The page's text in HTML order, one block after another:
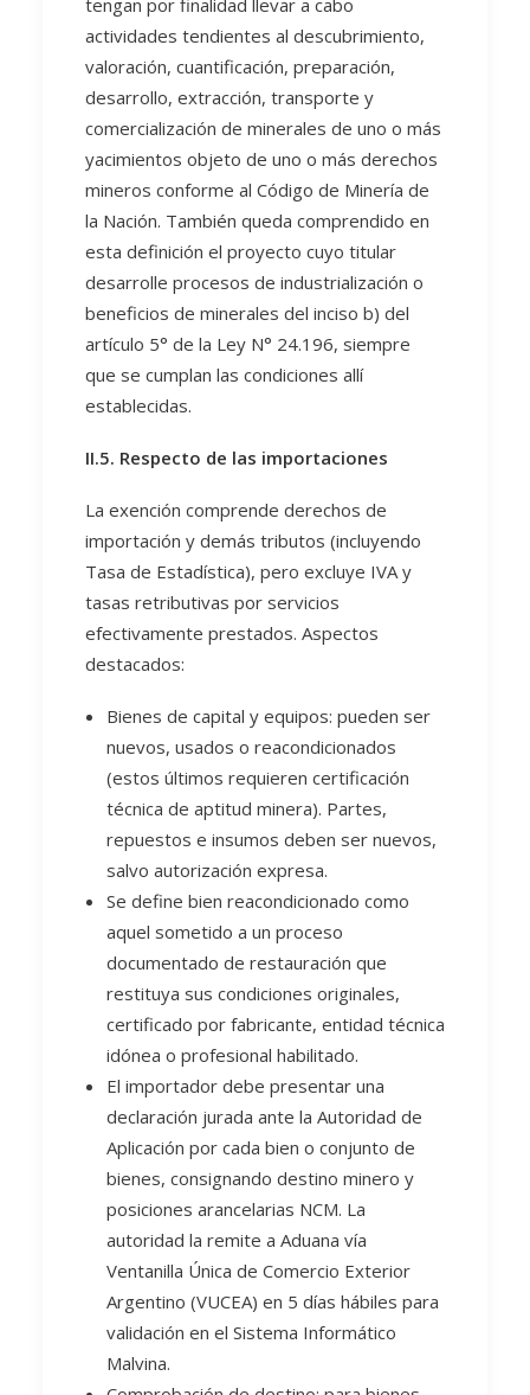
tengan por finalidad llevar a cabo
actividades tendientes al descubrimiento,
valoración, cuantificación, preparación,
desarrollo, extracción, transporte y
comercialización de minerales de uno o más
yacimientos objeto de uno o más derechos
mineros conforme al Código de Minería de
la Nación. También queda comprendido en
esta definición el proyecto cuyo titular
desarrolle procesos de industrialización o
beneficios de minerales del inciso b) del
artículo 5° de la Ley N° 24.196, siempre
que se cumplan las condiciones allí
establecidas.
II.5. Respecto de las importaciones
La exención comprende derechos de
importación y demás tributos (incluyendo
Tasa de Estadística), pero excluye IVA y
tasas retributivas por servicios
efectivamente prestados. Aspectos
destacados:
Bienes de capital y equipos: pueden ser
nuevos, usados o reacondicionados
(estos últimos requieren certificación
técnica de aptitud minera). Partes,
repuestos e insumos deben ser nuevos,
salvo autorización expresa.
Se define bien reacondicionado como
aquel sometido a un proceso
documentado de restauración que
restituya sus condiciones originales,
certificado por fabricante, entidad técnica
idónea o profesional habilitado.
El importador debe presentar una
declaración jurada ante la Autoridad de
Aplicación por cada bien o conjunto de
bienes, consignando destino minero y
posiciones arancelarias NCM. La
autoridad la remite a Aduana vía
Ventanilla Única de Comercio Exterior
Argentino (VUCEA) en 5 días hábiles para
validación en el Sistema Informático
Malvina.